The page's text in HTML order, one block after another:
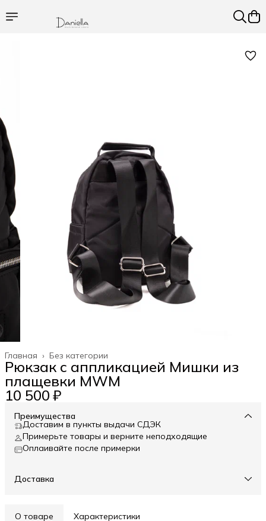
Без категории
Главная ›
Рюкзак с аппликацией Мишки из
плащевки MWM
10 500 ₽
Преимущества
Доставим в пункты выдачи СДЭК
Примерьте товары и верните неподходящие
Оплаивайте после примерки
Доставка
О товаре Характеристики